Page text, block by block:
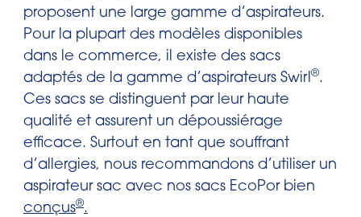
proposent une large gamme d’aspirateurs.
Pour la plupart des modèles disponibles
dans le commerce, il existe des sacs
adaptés de la gamme d’aspirateurs Swirl®.
Ces sacs se distinguent par leur haute
qualité et assurent un dépoussiérage
efficace. Surtout en tant que souffrant
d’allergies, nous recommandons d’utiliser un
aspirateur sac avec nos sacs EcoPor bien
conçus®.